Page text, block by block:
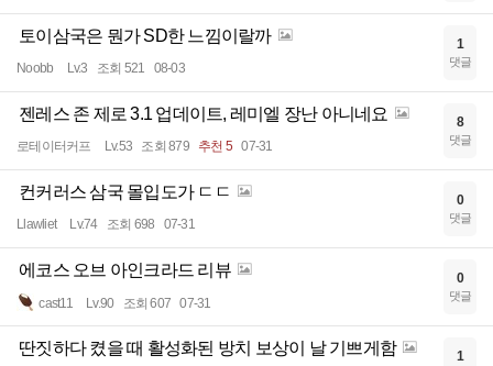
토이삼국은 뭔가 SD한 느낌이랄까
Noobb Lv.3 조회 521 08-03
1
댓글
젠레스 존 제로 3.1 업데이트, 레미엘 장난 아니네요
로테이터커프 Lv.53 조회 879 추천 5 07-31
8
댓글
컨커러스 삼국 몰입도가 ㄷㄷ
Llawliet Lv.74 조회 698 07-31
0
댓글
에코스 오브 아인크라드 리뷰
cast11 Lv.90 조회 607 07-31
0
댓글
딴짓하다 켰을 때 활성화된 방치 보상이 날 기쁘게함 1